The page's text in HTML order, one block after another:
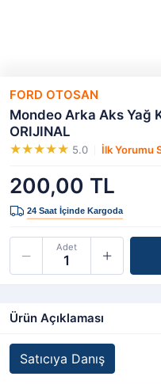
FORD OTOSAN
Mondeo Arka Aks Yağ
ORIJINAL
5.0 İlk Yorumu
200,00 TL
Adet
Ürün Açıklaması
Satıcıya Danış